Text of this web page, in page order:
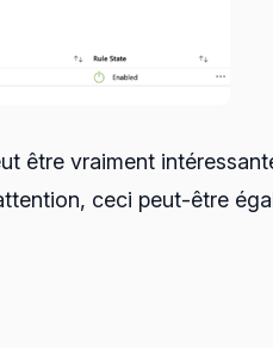
être vraiment
ceci peut-être